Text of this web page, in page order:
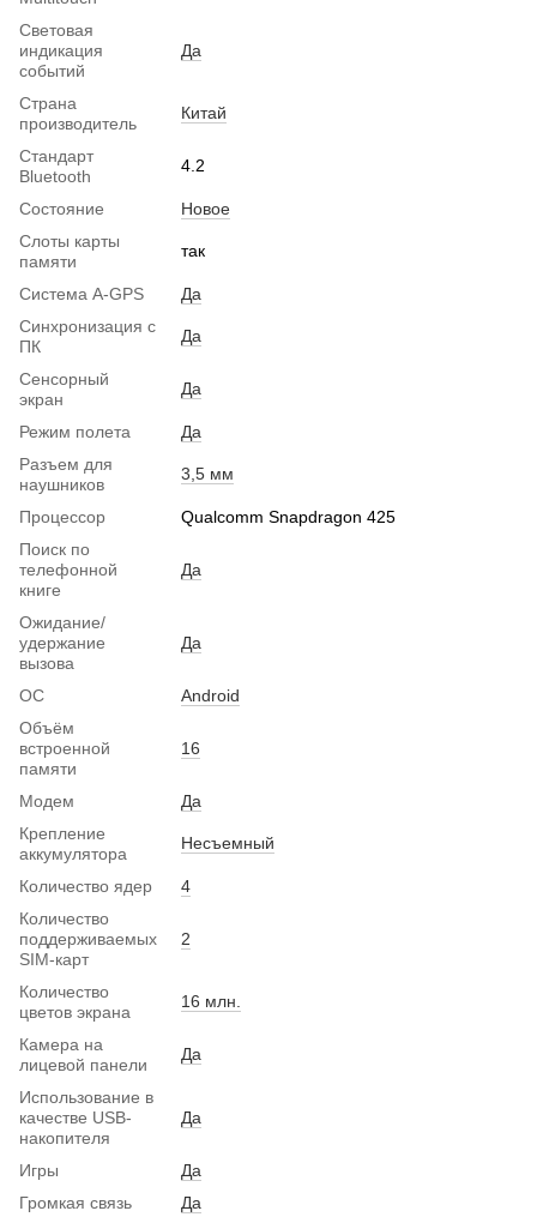
Световая
индикация
событий
Да
Страна
производитель
Китай
Стандарт
Bluetooth
4.2
Состояние
Новое
Слоты карты
памяти
так
Система A-GPS
Да
Синхронизация с
ПК
Да
Сенсорный
экран
Да
Режим полета
Да
Разъем для
наушников
3,5 мм
Процессор
Qualcomm Snapdragon 425
Поиск по
телефонной
книге
Да
Ожидание/
удержание
вызова
Да
ОС
Android
Объём
встроенной
памяти
16
Модем
Да
Крепление
аккумулятора
Несъемный
Количество ядер
4
Количество
поддерживаемых
SIM-карт
2
Количество
цветов экрана
16 млн.
Камера на
лицевой панели
Да
Использование в
качестве USB-
накопителя
Да
Игры
Да
Громкая связь
Да